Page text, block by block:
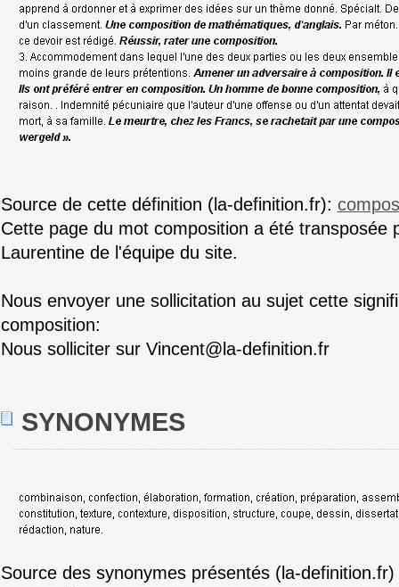
Source de cette définition (la-definition.fr):
Cette page du mot composition a été transposée
Laurentine de l'équipe du site.
Nous envoyer une sollicitation au sujet cette
composition:
Nous solliciter sur Vincent@la-definition.fr
SYNONYMES
Source des synonymes présentés (la-